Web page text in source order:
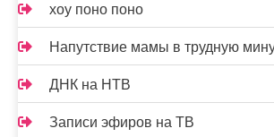
хоу поно поно
Напутствие мамы в трудную
ДНК на НТВ
Записи эфиров на ТВ